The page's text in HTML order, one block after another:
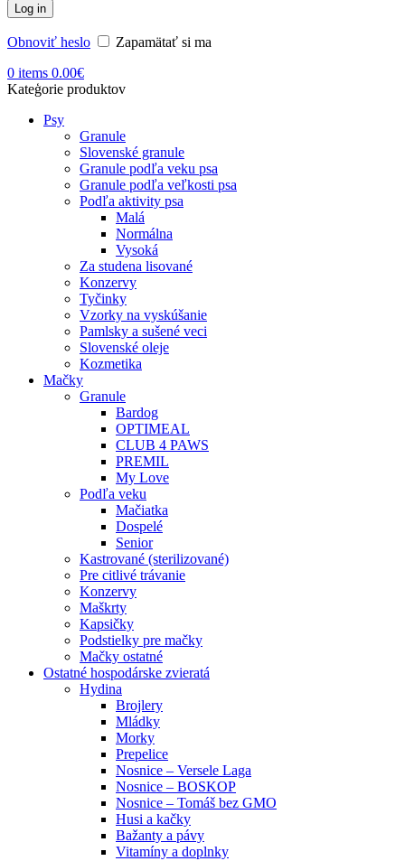
Log in
Obnoviť heslo
Zapamätať si ma
0 items 0.00€
Kateģorie produktov
Psy
Granule
Slovenské granule
Granule podľa veku psa
Granule podľa veľkosti psa
Podľa aktivity psa
Malá
Normálna
Vysoká
Za studena lisované
Konzervy
Tyčinky
Vzorky na vyskúšanie
Pamlsky a sušené veci
Slovenské oleje
Kozmetika
Mačky
Granule
Bardog
OPTIMEAL
CLUB 4 PAWS
PREMIL
My Love
Podľa veku
Mačiatka
Dospelé
Senior
Kastrované (sterilizované)
Pre citlivé trávanie
Konzervy
Maškrty
Kapsičky
Podstielky pre mačky
Mačky ostatné
Ostatné hospodárske zvieratá
Hydina
Brojlery
Mládky
Morky
Prepelice
Nosnice – Versele Laga
Nosnice – BOSKOP
Nosnice – Tomáš bez GMO
Husi a kačky
Bažanty a pávy
Vitamíny a doplnky